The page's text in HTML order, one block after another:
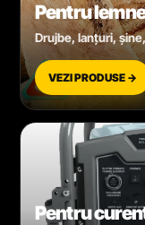
Pentru lemne
Drujbe, lanțuri,
VEZI PRODUSE →
Pentru